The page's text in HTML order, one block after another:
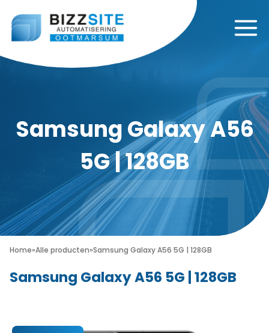
Samsung Galaxy A56
5G | 128GB
Home»Alle producten»Samsung Galaxy A56 5G | 128GB
Samsung Galaxy A56 5G | 128GB